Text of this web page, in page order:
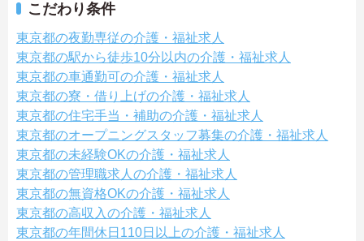
こだわり条件
東京都の夜勤専従の介護・福祉求人
東京都の駅から徒歩10分以内の介護・福祉求人
東京都の車通勤可の介護・福祉求人
東京都の寮・借り上げの介護・福祉求人
東京都の住宅手当・補助の介護・福祉求人
東京都のオープニングスタッフ募集の介護・福祉求人
東京都の未経験OKの介護・福祉求人
東京都の管理職求人の介護・福祉求人
東京都の無資格OKの介護・福祉求人
東京都の高収入の介護・福祉求人
東京都の年間休日110日以上の介護・福祉求人